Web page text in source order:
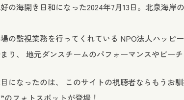
の海開き日和になった2024年7月13日。北泉海岸
の監視業務を行ってくれている NPO法人ハッピ
り、 地元ダンスチームのパフォーマンスやビー
になったのは、 このサイトの視聴者ならもうお
フォトスポットが登場！